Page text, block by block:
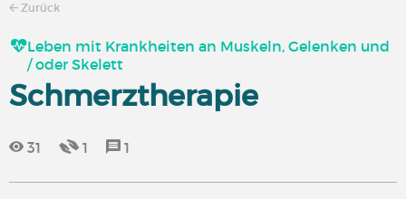
Zurück
Leben mit Krankheiten an Muskeln, Gelenken und
/ oder Skelett
Schmerztherapie
31 1 1